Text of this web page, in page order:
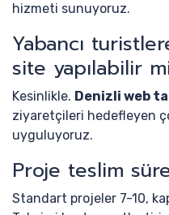
hizmeti sunuyoruz.
Yabancı
site yapılabilir
Kesinlikle. Denizli web
ziyaretçileri hedefleyen
uyguluyoruz.
Proje teslim
Standart projeler 7-10,